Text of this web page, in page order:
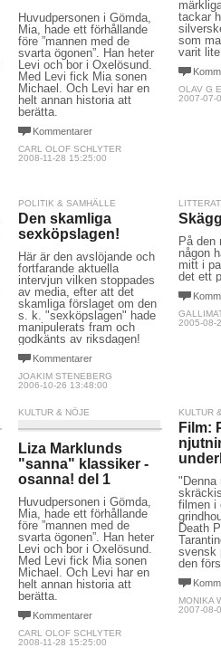
Huvudpersonen i Gömda,
Mia, hade ett förhållande
före ”mannen med de
svarta ögonen”. Han heter
Levi och bor i Oxelösund.
Med Levi fick Mia sonen
Michael. Och Levi har en
helt annan historia att
berätta.
Kommentarer
CARL OLOF SCHLYTER
2008-11-28 15:25:00
tackar
som
varit
OLAV G
2007-07-
POLITIK & SAMHÄLLE
Den skamliga
sexköpslagen!
Här är den avslöjande och
fortfarande aktuella
intervjun vilken stoppades
av media, efter att det
skamliga förslaget om den
s. k. "sexköpslagen" hade
manipulerats fram och
godkänts av riksdagen!
Kommentarer
JOAKIM STENEBERG
2006-10-26 13:48:00
På den
någon
mitt i
det ett
2005-08-
KULTUR & NÖJE
Liza Marklunds
"sanna" klassiker -
osanna! del 1
Huvudpersonen i Gömda,
Mia, hade ett förhållande
före ”mannen med de
svarta ögonen”. Han heter
Levi och bor i Oxelösund.
Med Levi fick Mia sonen
Michael. Och Levi har en
helt annan historia att
berätta.
Kommentarer
CARL OLOF SCHLYTER
2008-11-28 15:25:00
KULTUR
Film:
"Denna
filmen i
Death
svensk
den
MONIKA
2007-08-